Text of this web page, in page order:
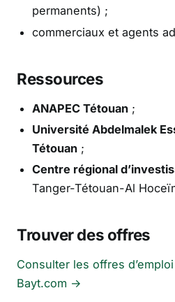
permanents) ;
commerciaux et agents
Ressources
ANAPEC Tétouan;
Université Abdelmalek
Tétouan;
Centre régional
Tanger-Tétouan-Al
Trouver des offres
Consulter les offres
Bayt.com →